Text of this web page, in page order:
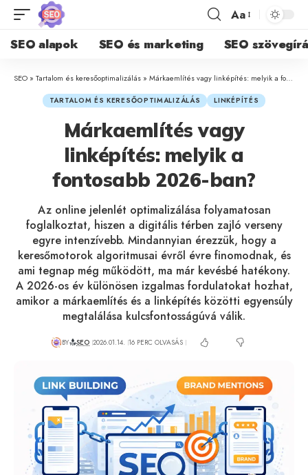
Aa
SEO alapok SEO és marketing SEO
SEO » Tartalom és keresőoptimalizálás » Márkaemlítés vagy linképítés: melyik a fontosabb 2026-ban?
TARTALOM ÉS KERESŐOPTIMALIZÁLÁS LINKÉPÍTÉS
Márkaemlítés vagy
linképítés: melyik a
fontosabb 2026-ban?
Az online jelenlét optimalizálása folyamatosan
foglalkoztat, hiszen a digitális térben zajló verseny
egyre intenzívebb. Mindannyian érezzük, hogy a
keresőmotorok algoritmusai évről évre finomodnak, és
ami tegnap még működött, ma már kevésbé hatékony.
A 2026-os év különösen izgalmas fordulatokat hozhat,
amikor a márkaemlítés és a linképítés közötti egyensúly
megtalálása kulcsfontosságúvá válik.
BY SEO 2026.01.14. 16 PERC OLVASÁS